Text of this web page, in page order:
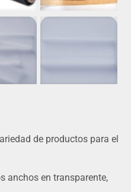
de productos para el
anchos en transparente,